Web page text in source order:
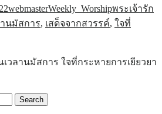
webmasterWeekly_Worshipพระเจ้ารัก
นมัสการ, เสด็จจากสวรรค์, ใจที่
วลานมัสการ ใจที่กระหายการเยียวยา